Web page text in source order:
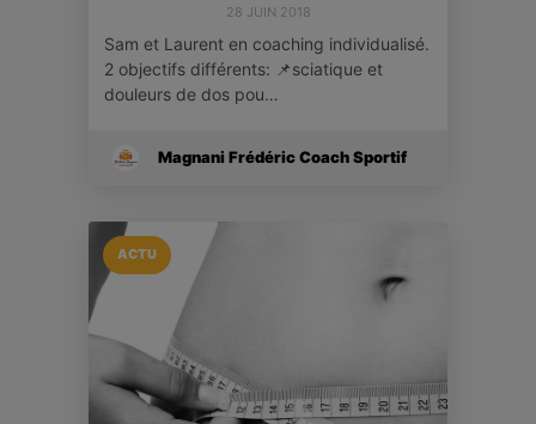
28 JUIN 2018
Sam et Laurent en coaching individualisé.
2 objectifs différents: 📌sciatique et
douleurs de dos pou…
Magnani Frédéric Coach Sportif
ACTU